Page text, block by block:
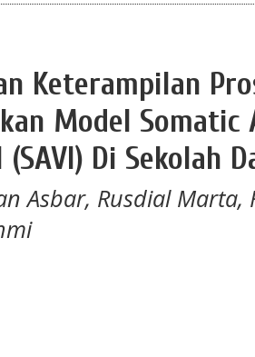
Keterampilan
Model
Di Sekolah
Asbar, Rusdial